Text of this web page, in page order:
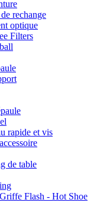
rechange
optique
Filters
rapide et vis
de table
Flash - Hot Shoe